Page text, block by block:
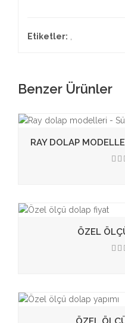
Etiketler:
Benzer Ürünler
RAY DOLAP
ÖZEL